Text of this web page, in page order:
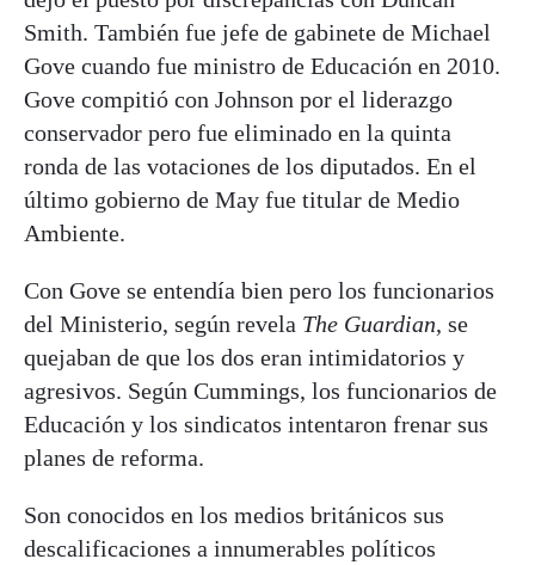
Smith. También fue jefe de gabinete de Michael
Gove cuando fue ministro de Educación en 2010.
Gove compitió con Johnson por el liderazgo
conservador pero fue eliminado en la quinta
ronda de las votaciones de los diputados. En el
último gobierno de May fue titular de Medio
Ambiente.
Con Gove se entendía bien pero los funcionarios
del Ministerio, según revela The Guardian, se
quejaban de que los dos eran intimidatorios y
agresivos. Según Cummings, los funcionarios de
Educación y los sindicatos intentaron frenar sus
planes de reforma.
Son conocidos en los medios británicos sus
descalificaciones a innumerables políticos